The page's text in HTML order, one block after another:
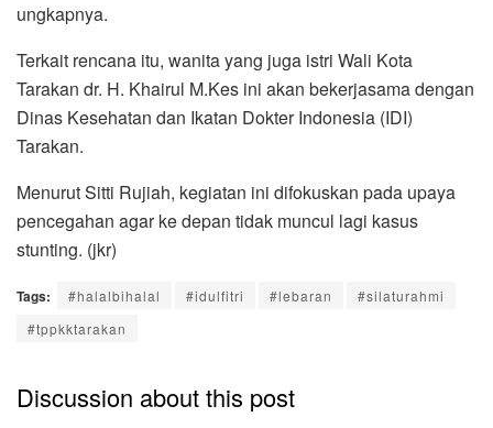
ungkapnya.
Terkait rencana itu, wanita yang juga istri Wali Kota
Tarakan dr. H. Khairul M.Kes ini akan bekerjasama dengan
Dinas Kesehatan dan Ikatan Dokter Indonesia (IDI)
Tarakan.
Menurut Sitti Rujiah, kegiatan ini difokuskan pada upaya
pencegahan agar ke depan tidak muncul lagi kasus
stunting. (jkr)
Tags: #halalbihalal #idulfitri #lebaran
#silaturahmi
#tppkktarakan
Discussion about this post